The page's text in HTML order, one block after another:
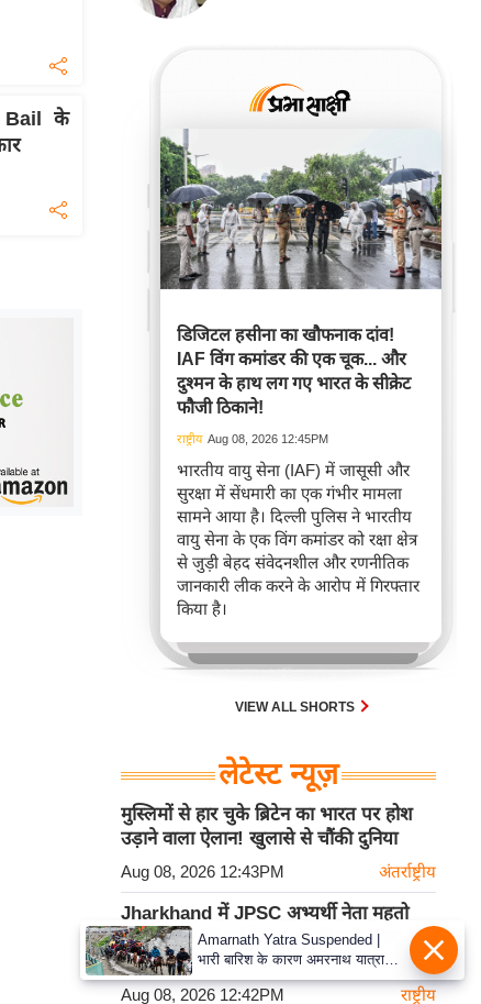
Bail के
डिजिटल हसीना का खौफनाक दांव!
IAF विंग कमांडर की एक चूक... और
दुश्मन के हाथ लग गए भारत के सीक्रेट
फौजी ठिकाने!
राष्ट्रीय Aug 08, 2026 12:45PM
भारतीय वायु सेना (IAF) में जासूसी और
सुरक्षा में सेंधमारी का एक गंभीर मामला
सामने आया है। दिल्ली पुलिस ने भारतीय
वायु सेना के एक विंग कमांडर को रक्षा क्षेत्र
से जुड़ी बेहद संवेदनशील और रणनीतिक
जानकारी लीक करने के आरोप में गिरफ्तार
किया है।
VIEW ALL SHORTS
लेटेस्ट न्यूज़
मुस्लिमों से हार चुके ब्रिटेन का भारत पर होश
उड़ाने वाला ऐलान! खुलासे से चौंकी दुनिया
Aug 08, 2026 12:43PM अंतर्राष्ट्रीय
Jharkhand में JPSC अभ्यर्थी नेता महतो
संग सरकार की हुई बैठक, 14वीं परीक्षा रद्द
करने की मांग
Aug 08, 2026 12:42PM राष्ट्रीय
Amarnath Yatra Suspended |
भारी बारिश के कारण अमरनाथ यात्रा
स्थगित, 11 अगस्त तक अलर्ट जारी,
सीएम उमर अब्दुल्ला ने की धैर्य रखने की